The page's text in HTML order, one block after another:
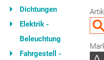
Dichtungen
Elektrik -
Beleuchtung
Fahrgestell -